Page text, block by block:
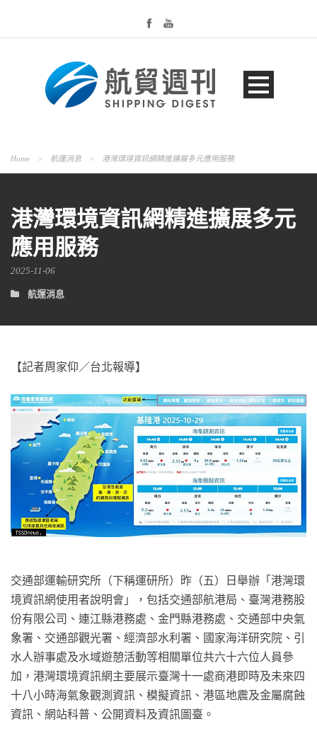
Home > 航運消息 > 港灣環境資訊網精進擴展多元應用服務
港灣環境資訊網精進擴展多元
應用服務
2025-11-06
航運消息
【記者周家仰／台北報導】
交通部運輸研究所（下稱運研所）昨（五）日舉辦「港灣環
境資訊網使用者說明會」，包括交通部航港局、臺灣港務股
份有限公司、連江縣港務處、金門縣港務處、交通部中央氣
象署、交通部觀光署、經濟部水利署、國家海洋研究院、引
水人辦事處及水域遊憩活動等相關單位共六十六位人員參
加，港灣環境資訊網主要展示臺灣十一處商港即時及未來四
十八小時海氣象觀測資訊、模擬資訊、港區地震及金屬腐蝕
資訊、網站科普、公開資料及資訊圖臺。